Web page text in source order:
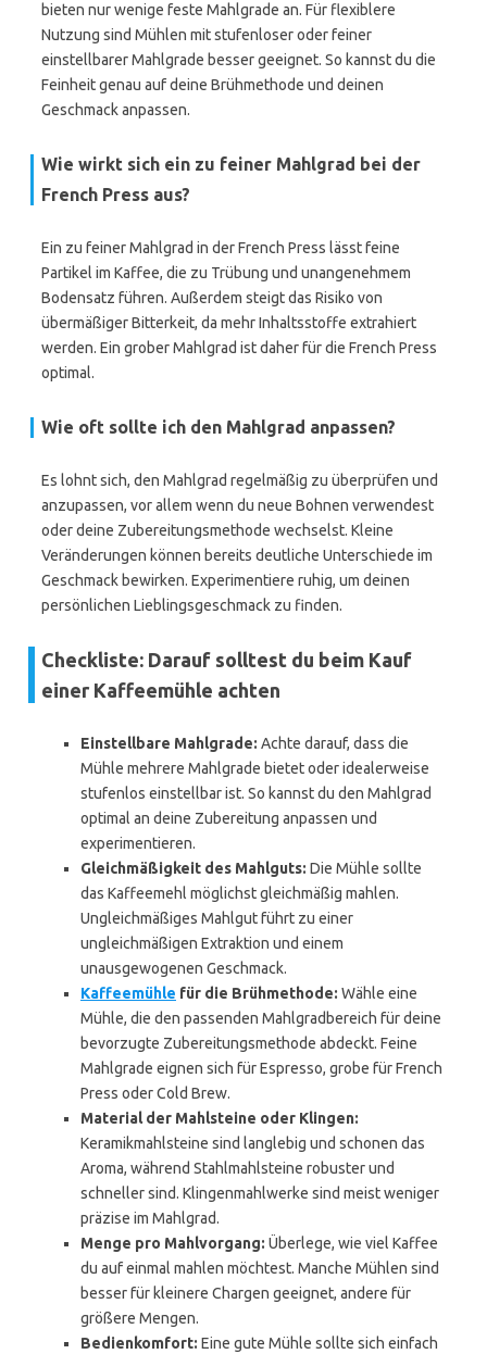
bieten nur wenige feste Mahlgrade an. Für flexiblere
Nutzung sind Mühlen mit stufenloser oder feiner
einstellbarer Mahlgrade besser geeignet. So kannst du die
Feinheit genau auf deine Brühmethode und deinen
Geschmack anpassen.
Wie wirkt sich ein zu feiner Mahlgrad bei der
French Press aus?
Ein zu feiner Mahlgrad in der French Press lässt feine
Partikel im Kaffee, die zu Trübung und unangenehmem
Bodensatz führen. Außerdem steigt das Risiko von
übermäßiger Bitterkeit, da mehr Inhaltsstoffe extrahiert
werden. Ein grober Mahlgrad ist daher für die French Press
optimal.
Wie oft sollte ich den Mahlgrad anpassen?
Es lohnt sich, den Mahlgrad regelmäßig zu überprüfen und
anzupassen, vor allem wenn du neue Bohnen verwendest
oder deine Zubereitungsmethode wechselst. Kleine
Veränderungen können bereits deutliche Unterschiede im
Geschmack bewirken. Experimentiere ruhig, um deinen
persönlichen Lieblingsgeschmack zu finden.
Checkliste: Darauf solltest du beim Kauf
einer Kaffeemühle achten
Einstellbare Mahlgrade: Achte darauf, dass die
Mühle mehrere Mahlgrade bietet oder idealerweise
stufenlos einstellbar ist. So kannst du den Mahlgrad
optimal an deine Zubereitung anpassen und
experimentieren.
Gleichmäßigkeit des Mahlguts: Die Mühle sollte
das Kaffeemehl möglichst gleichmäßig mahlen.
Ungleichmäßiges Mahlgut führt zu einer
ungleichmäßigen Extraktion und einem
unausgewogenen Geschmack.
Kaffeemühle für die Brühmethode: Wähle eine
Mühle, die den passenden Mahlgradbereich für deine
bevorzugte Zubereitungsmethode abdeckt. Feine
Mahlgrade eignen sich für Espresso, grobe für French
Press oder Cold Brew.
Material der Mahlsteine oder Klingen:
Keramikmahlsteine sind langlebig und schonen das
Aroma, während Stahlmahlsteine robuster und
schneller sind. Klingenmahlwerke sind meist weniger
präzise im Mahlgrad.
Menge pro Mahlvorgang: Überlege, wie viel Kaffee
du auf einmal mahlen möchtest. Manche Mühlen sind
besser für kleinere Chargen geeignet, andere für
größere Mengen.
Bedienkomfort: Eine gute Mühle sollte sich einfach